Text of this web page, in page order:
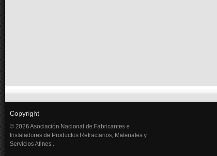
Copyright
© 2026 Asociación Nacional de Fabricantes e
Instaladores de Productos Refractarios, Materiales y
Servicios Afines .